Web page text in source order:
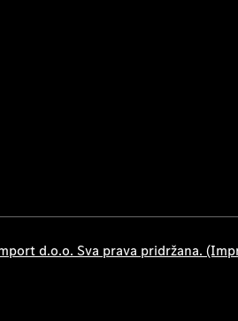
d.o.o. Sva prava pridržana.